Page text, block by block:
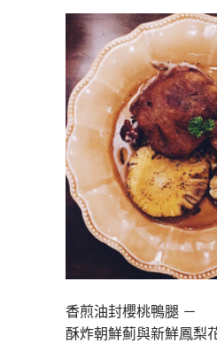
香煎油封櫻桃鴨腿 －
酥炸朝鮮薊與新鮮鳳梨